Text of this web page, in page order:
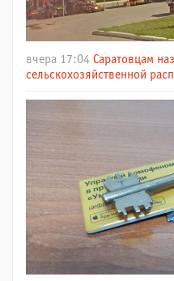
вчера 17:04 Саратовцам
сельскохозяйственной